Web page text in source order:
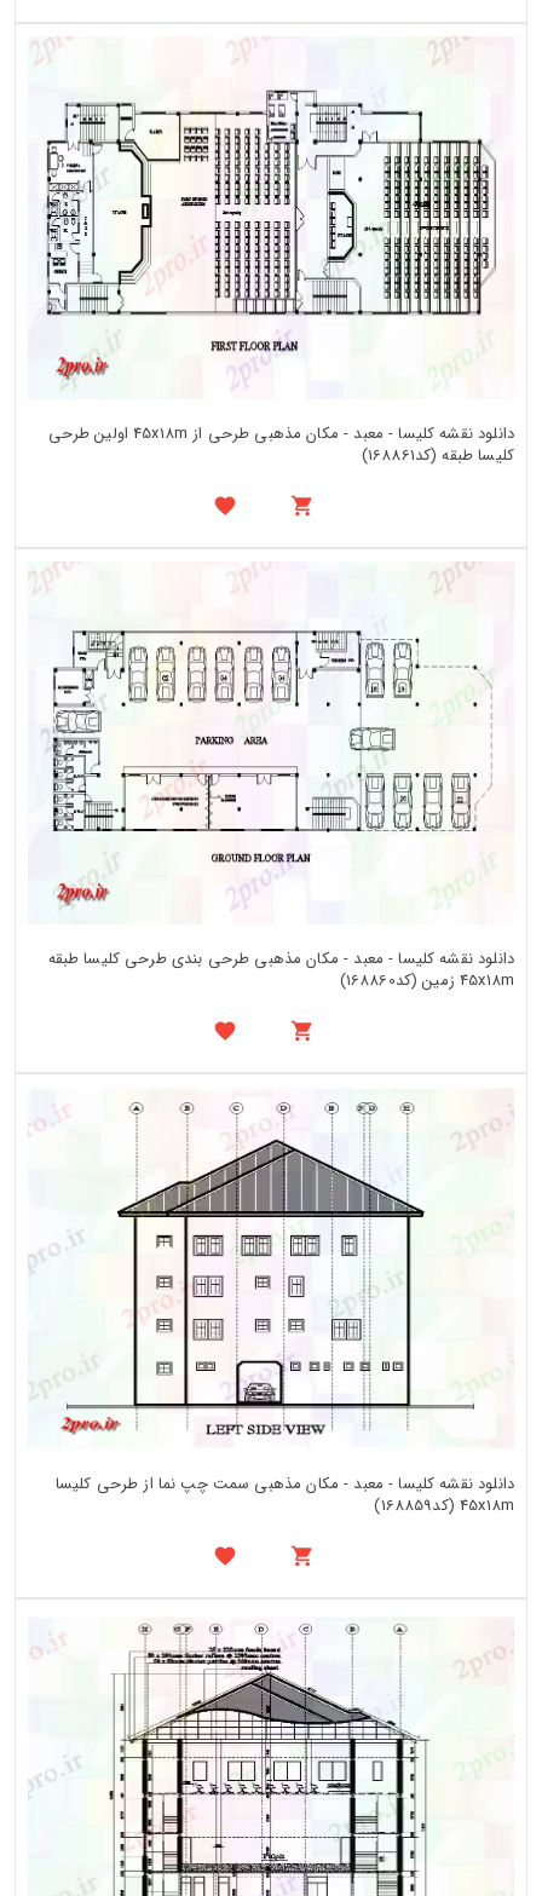
دانلود نقشه کلیسا - معبد - مکان مذهبی طرحی از 45x18m اولین طرحی
کلیسا طبقه (کد168861)
دانلود نقشه کلیسا - معبد - مکان مذهبی طرحی بندی طرحی کلیسا طبقه
45x18m زمین (کد168860)
دانلود نقشه کلیسا - معبد - مکان مذهبی سمت چپ نما از طرحی کلیسا
45x18m (کد168859)